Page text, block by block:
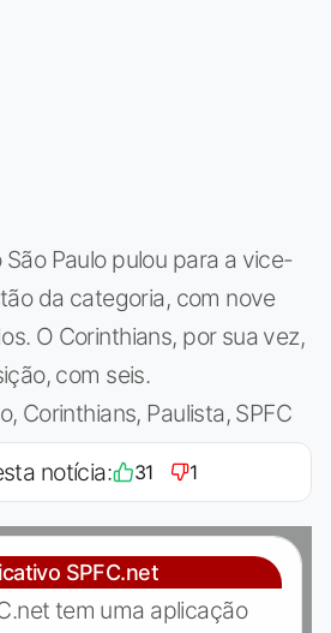
Paulo pulou para a vice-
da categoria, com nove
O Corinthians, por sua vez,
com seis.
Corinthians, Paulista, SPFC
notícia: 31 1
SPFC.net
tem uma aplicação